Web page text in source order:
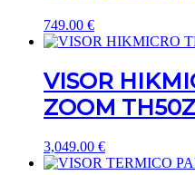
749.00 €
VISOR
ZOOM
3,049.00 €